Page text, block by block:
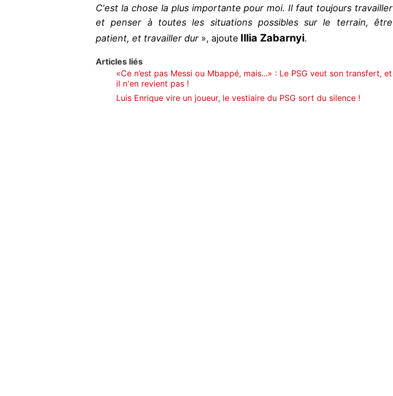
C'est la chose la plus importante pour moi. Il faut toujours travailler
et penser à toutes les situations possibles sur le terrain, être
patient, et travailler dur », ajoute Illia Zabarnyi.
Articles liés
«Ce n’est pas Messi ou Mbappé, mais...» : Le PSG veut son transfert, et
il n'en revient pas !
Luis Enrique vire un joueur, le vestiaire du PSG sort du silence !